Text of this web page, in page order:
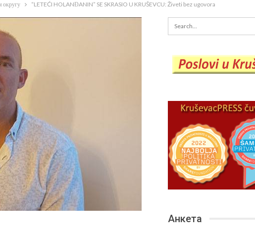
округу “LETEĆI HOLANĐANIN” SE SKRASIO U KRUŠEVCU: Živeti bez ugovora
Анкета